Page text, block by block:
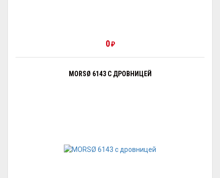
0₽
MORSØ 6143 С ДРОВНИЦЕЙ